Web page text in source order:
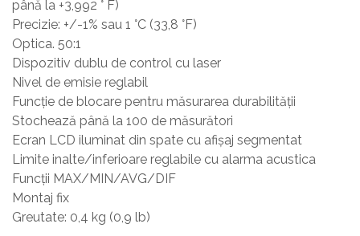
până la +3,992 ° F)
Precizie: +/-1% sau 1 °C (33,8 °F)
Optica. 50:1
Dispozitiv dublu de control cu laser
Nivel de emisie reglabil
Funcție de blocare pentru măsurarea durabilității
Stochează până la 100 de măsurători
Ecran LCD iluminat din spate cu afișaj segmentat
Limite inalte/inferioare reglabile cu alarma acustica
Funcții MAX/MIN/AVG/DIF
Montaj fix
Greutate: 0,4 kg (0,9 lb)